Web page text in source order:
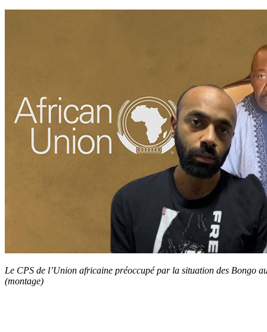
Le CPS de l’Union africaine préoccupé par la situation des Bongo
(montage)